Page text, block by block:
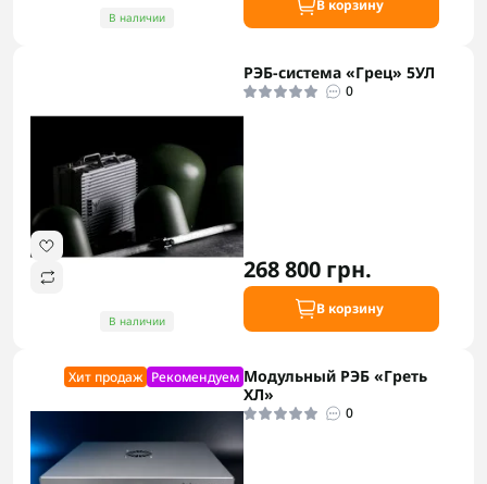
В наличии
В корзину
В наличии
РЭБ-система «Грец» 5УЛ
0
268 800 грн.
В корзину
Хит продаж Рекомендуем Модульный РЭБ «Греть
ХЛ»
0